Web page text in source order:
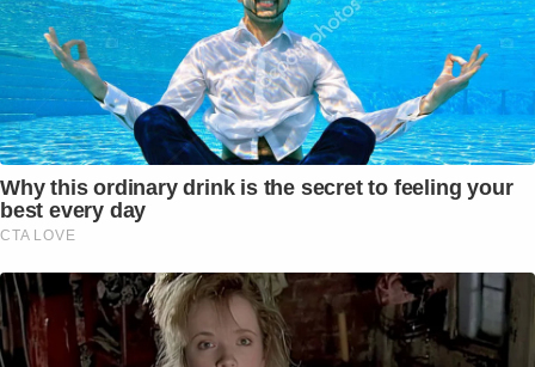
Why this ordinary drink is the secret to feeling your
best every day
CTA LOVE